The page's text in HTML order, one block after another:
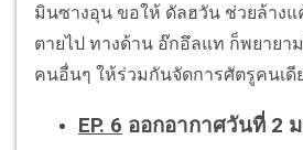
มินซางอุน ขอให้ ดัลฮวัน ช่วยล้าง
ตายไป ทางด้าน อ๊กอึลแท ก็พยาย
คนอื่นๆ ให้ร่วมกันจัดการศัตรูคนเดี
EP. 6 ออกอากาศวันที่ 2